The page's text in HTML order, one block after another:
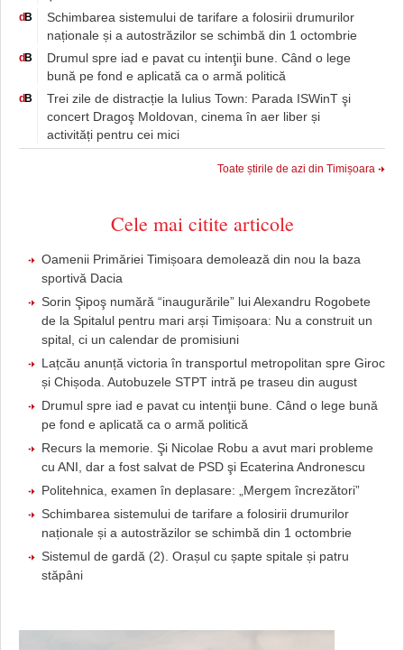
d B
Schimbarea sistemului de tarifare a folosirii drumurilor
naționale și a autostrăzilor se schimbă din 1 octombrie
d B
Drumul spre iad e pavat cu intenţii bune. Când o lege
bună pe fond e aplicată ca o armă politică
d B
Trei zile de distracție la Iulius Town: Parada ISWinT şi
concert Dragoş Moldovan, cinema în aer liber și
activități pentru cei mici
Toate știrile de azi din Timișoara
Cele mai citite articole
Oamenii Primăriei Timișoara demolează din nou la baza
sportivă Dacia
Sorin Şipoş numără “inaugurările” lui Alexandru Rogobete
de la Spitalul pentru mari arși Timișoara: Nu a construit un
spital, ci un calendar de promisiuni
Lațcău anunță victoria în transportul metropolitan spre Giroc
și Chișoda. Autobuzele STPT intră pe traseu din august
Drumul spre iad e pavat cu intenţii bune. Când o lege bună
pe fond e aplicată ca o armă politică
Recurs la memorie. Şi Nicolae Robu a avut mari probleme
cu ANI, dar a fost salvat de PSD şi Ecaterina Andronescu
Politehnica, examen în deplasare: „Mergem încrezători”
Schimbarea sistemului de tarifare a folosirii drumurilor
naționale și a autostrăzilor se schimbă din 1 octombrie
Sistemul de gardă (2). Orașul cu șapte spitale și patru
stăpâni